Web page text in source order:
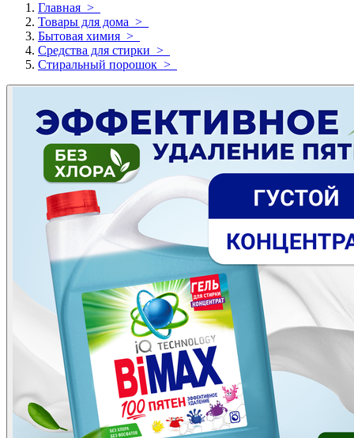
Главная >
Товары для дома >
Бытовая химия >
Средства для стирки >
Стиральный порошок >